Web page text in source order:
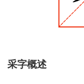
采字概述